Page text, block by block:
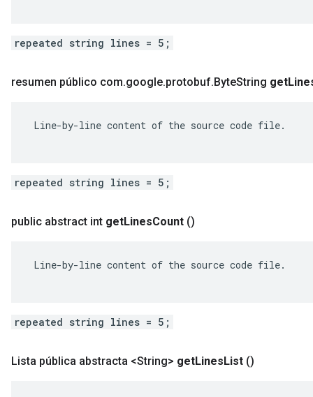
repeated string lines = 5;
resumen público com.google.protobuf.ByteString get
Line-by-line content of the source code file.
repeated string lines = 5;
public abstract int getLinesCount ()
Line-by-line content of the source code file.
repeated string lines = 5;
Lista pública abstracta <String> getLinesList ()